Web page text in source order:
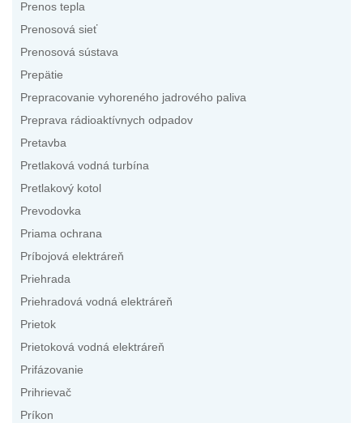
Prenos tepla
Prenosová sieť
Prenosová sústava
Prepätie
Prepracovanie vyhoreného jadrového paliva
Preprava rádioaktívnych odpadov
Pretavba
Pretlaková vodná turbína
Pretlakový kotol
Prevodovka
Priama ochrana
Príbojová elektráreň
Priehrada
Priehradová vodná elektráreň
Prietok
Prietoková vodná elektráreň
Prifázovanie
Prihrievač
Príkon